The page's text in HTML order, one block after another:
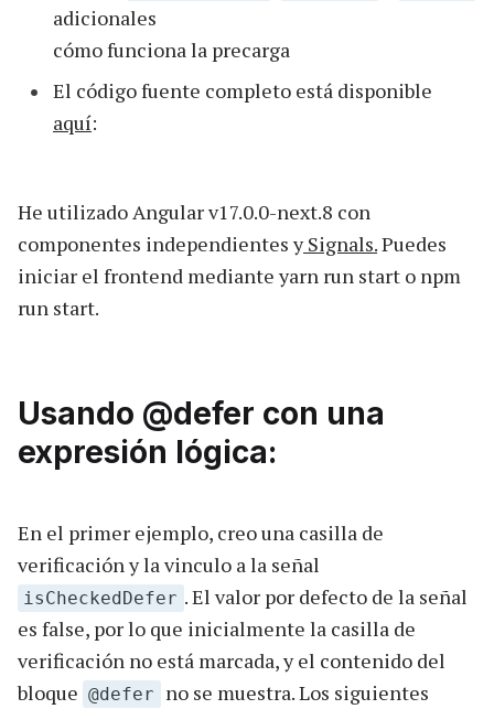
adicionales
cómo funciona la precarga
El código fuente completo está disponible
aquí:
He utilizado Angular v17.0.0-next.8 con
componentes independientes ySignals.Puedes
iniciar el frontend mediante yarn run start o npm
run start.
Usando @defer con una
expresión lógica:
En el primer ejemplo, creo una casilla de
verificación y la vinculo a la señal
isCheckedDefer . El valor por defecto de la señal
es false, por lo que inicialmente la casilla de
verificación no está marcada, y el contenido del
bloque @defer
no se muestra. Los siguientes